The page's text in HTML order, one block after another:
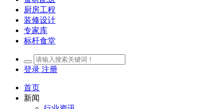
厨房工程
装修设计
专家库
标杆食堂
登录 注册
首页
新闻